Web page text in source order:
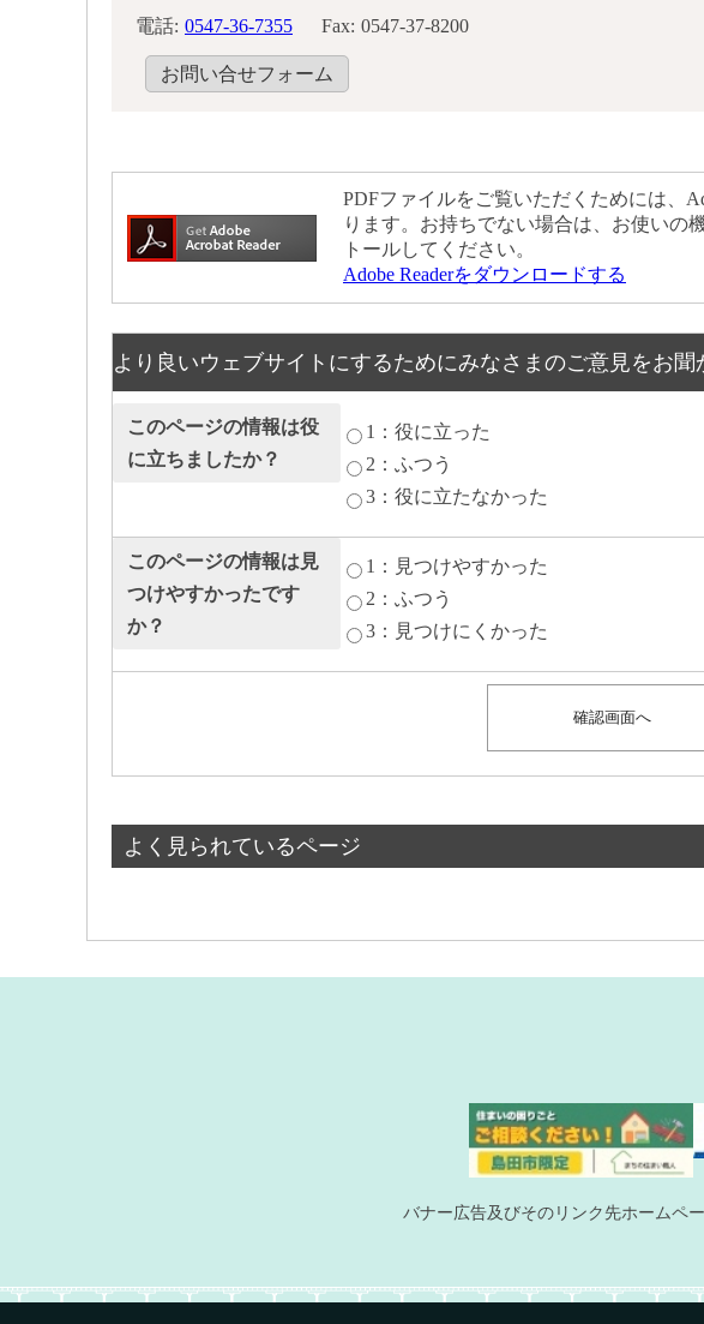
電話: 0547-36-7355 Fax: 0547-37-8200
お問い合せフォーム
PDFファイルをご覧いただくためには、
ります。お持ちでない場合は、お使いの
トールしてください。
Adobe Readerをダウンロードする
より良いウェブサイトにするためにみなさまのご意見をお聞
このページの情報は役
に立ちましたか？
1：役に立った
2：ふつう
3：役に立たなかった
このページの情報は見
つけやすかったです
か？
1：見つけやすかった
2：ふつう
3：見つけにくかった
よく見られているページ
バナー広告及びそのリンク先ホームペ